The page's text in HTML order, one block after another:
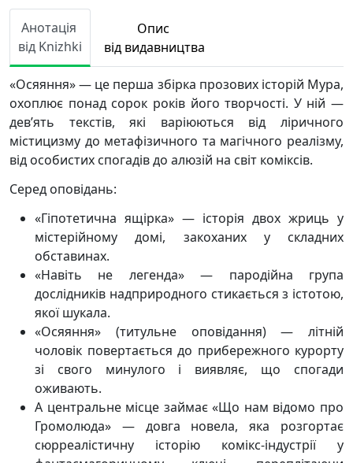
Анотація
від Knizhki
Опис
від видавництва
«Осяяння» — це перша збірка прозових історій Мура,
охоплює понад сорок років його творчості. У ній —
дев’ять текстів, які варіюються від ліричного
містицизму до метафізичного та магічного реалізму,
від особистих спогадів до алюзій на світ коміксів.
Серед оповідань:
«Гіпотетична ящірка» — історія двох жриць у
містерійному домі, закоханих у складних
обставинах.
«Навіть не легенда» — пародійна група
дослідників надприродного стикається з істотою,
якої шукала.
«Осяяння» (титульне оповідання) — літній
чоловік повертається до прибережного курорту
зі свого минулого і виявляє, що спогади
оживають.
А центральне місце займає «Що нам відомо про
Громолюда» — довга новела, яка розгортає
сюрреалістичну історію комікс-індустрії у